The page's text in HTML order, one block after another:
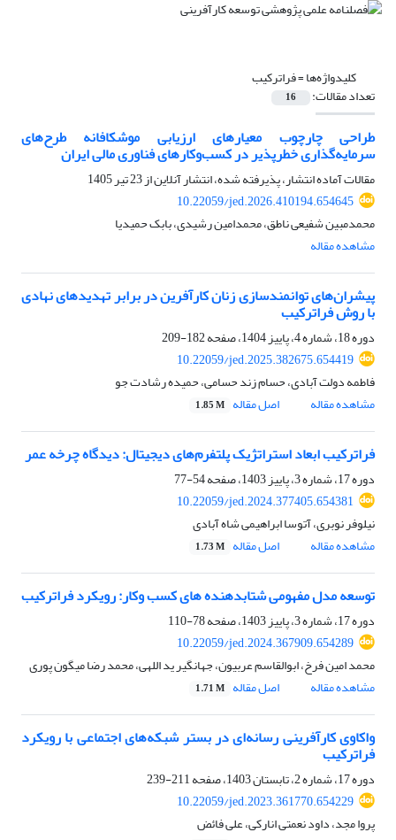
کلیدواژه‌ها =فراترکیب
تعداد مقالات: 16
طراحی چارچوب معیارهای ارزیابی موشکافانه طرح‌های
سرمایه‌گذاری خطرپذیر در کسب‌و‌کارهای فناوری مالی ایران
مقالات آماده انتشار، پذیرفته شده، انتشار آنلاین از23 تیر 1405
10.22059/jed.2026.410194.654645
محمدمبین شفیعی ناطق، محمدامین رشیدی، بابک حمیدیا
مشاهده مقاله
پیشران‌های توانمندسازی زنان کارآفرین در برابر تهدیدهای نهادی
با روش فراترکیب
دوره 18، شماره 4، پاییز 1404، صفحه
182-209
10.22059/jed.2025.382675.654419
فاطمه دولت آبادی، حسام زند حسامی، حمیده رشادت جو
مشاهده مقاله
اصل مقاله 1.85 M
فراترکیب ابعاد استراتژیک پلتفرم‌های دیجیتال: دیدگاه چرخه عمر
دوره 17، شماره 3، پاییز 1403، صفحه
54-77
10.22059/jed.2024.377405.654381
نیلوفر نوبری، آتوسا ابراهیمی شاه آبادی
مشاهده مقاله
اصل مقاله 1.73 M
توسعه مدل مفهومی شتابدهنده های کسب وکار: رویکرد فراترکیب
دوره 17، شماره 3، پاییز 1403، صفحه
78-110
10.22059/jed.2024.367909.654289
محمد امین فرخ، ابوالقاسم عربیون، جهانگیر ید اللهی، محمد رضا میگون پوری
مشاهده مقاله
اصل مقاله 1.71 M
واکاوی کارآفرینی رسانه‌ای در بستر شبکه‌های اجتماعی با رویکرد
فراترکیب
دوره 17، شماره 2، تابستان 1403، صفحه
211-239
10.22059/jed.2023.361770.654229
پروا مجد، داود نعمتی انارکی، علی فائض